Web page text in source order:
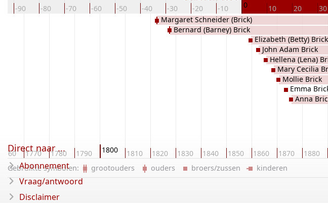
-90 -80 -70 -60 -50 -40 -30 -20 -10 0 10 20 30
1760 1770 1780 1790 1800 1810 1820 1830 1840 1850 1860 1870 1880
Margaret Schneider (Brick)
Bernard (Barney) Brick
Elizabeth (Betty)
John Adam Brick
Hellena (Lena)
Mary Cecilia
Mollie Brick
Emma
Anna
Gebruikte symbolen: grootouders ouders broers/zussen kinderen
Direct naar ...
Abonnement
Vraag/antwoord
Disclaimer